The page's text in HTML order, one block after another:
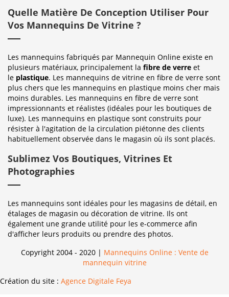
Quelle Matière De Conception Utiliser Pour
Vos Mannequins De Vitrine ?
Les mannequins fabriqués par Mannequin Online existe en
plusieurs matériaux, principalement la fibre de verre et
le plastique. Les mannequins de vitrine en fibre de verre sont
plus chers que les mannequins en plastique moins cher mais
moins durables. Les mannequins en fibre de verre sont
impressionnants et réalistes (idéales pour les boutiques de
luxe). Les mannequins en plastique sont construits pour
résister à l'agitation de la circulation piétonne des clients
habituellement observée dans le magasin où ils sont placés.
Sublimez Vos Boutiques, Vitrines Et
Photographies
Les mannequins sont idéales pour les magasins de détail, en
étalages de magasin ou décoration de vitrine. Ils ont
également une grande utilité pour les e-commerce afin
d'afficher leurs produits ou prendre des photos.
Copyright 2004 - 2020 | Mannequins Online : Vente de
mannequin vitrine
Création du site : Agence Digitale Feya